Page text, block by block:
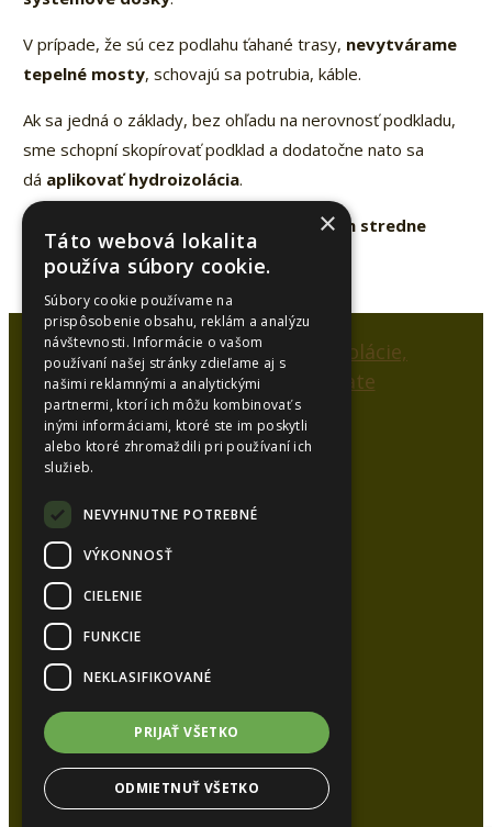
V prípade, že sú cez podlahu ťahané trasy, nevytvárame
tepelné mosty, schovajú sa potrubia, káble.
Ak sa jedná o základy, bez ohľadu na nerovnosť podkladu,
sme schopní skopírovať podklad a dodatočne nato sa
dá aplikovať hydroizolácia.
Hrúbka 10cm polystyrénu sa rovná 6 cm stredne
tvrdej peny.
SYNCOL, s.r.o.
038 15 Karlová
www.pur-izolacie.sk
×
Táto webová lokalita
používa súbory cookie.
Súbory cookie používame na
prispôsobenie obsahu, reklám a analýzu
návštevnosti. Informácie o vašom
používaní našej stránky zdieľame aj s
našimi reklamnými a analytickými
partnermi, ktorí ich môžu kombinovať s
inými informáciami, ktoré ste im poskytli
alebo ktoré zhromaždili pri používaní ich
služieb.
NEVYHNUTNE POTREBNÉ
VÝKONNOSŤ
CIELENIE
FUNKCIE
NEKLASIFIKOVANÉ
PRIJAŤ VŠETKO
ODMIETNUŤ VŠETKO